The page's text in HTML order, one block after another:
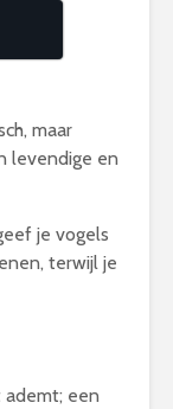
maar
levendige en
je vogels
terwijl je
een